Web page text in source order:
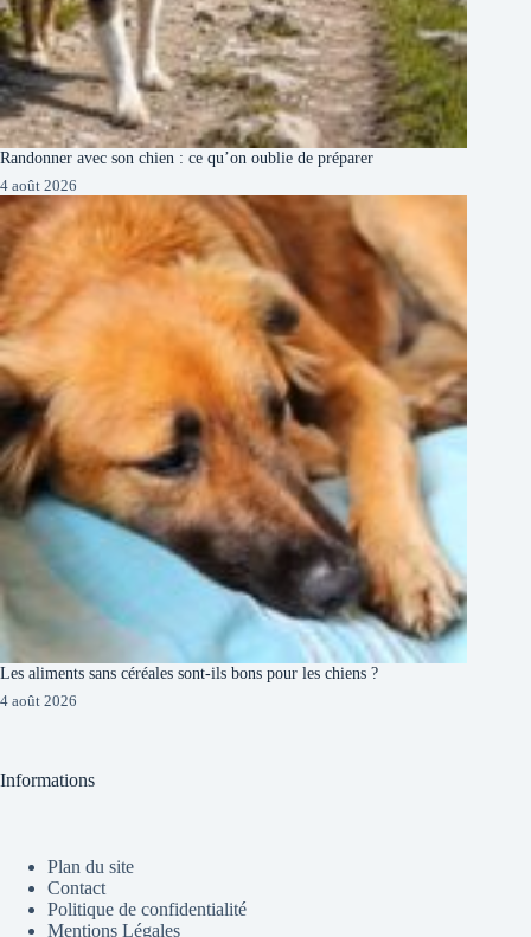
Randonner avec son chien : ce qu’on oublie de préparer
4 août 2026
Les aliments sans céréales sont-ils bons pour les chiens ?
4 août 2026
Informations
Plan du site
Contact
Politique de confidentialité
Mentions Légales